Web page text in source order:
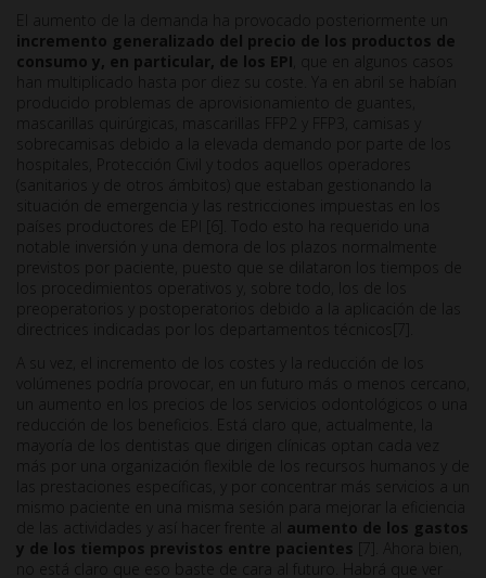
El aumento de la demanda ha provocado posteriormente un
incremento generalizado del precio de los productos de
consumo y, en particular, de los EPI , que en algunos casos
han multiplicado hasta por diez su coste. Ya en abril se habían
producido problemas de aprovisionamiento de guantes,
mascarillas quirúrgicas, mascarillas FFP2 y FFP3, camisas y
sobrecamisas debido a la elevada demando por parte de los
hospitales, Protección Civil y todos aquellos operadores
(sanitarios y de otros ámbitos) que estaban gestionando la
situación de emergencia y las restricciones impuestas en los
países productores de EPI [6]. Todo esto ha requerido una
notable inversión y una demora de los plazos normalmente
previstos por paciente, puesto que se dilataron los tiempos de
los procedimientos operativos y, sobre todo, los de los
preoperatorios y postoperatorios debido a la aplicación de las
directrices indicadas por los departamentos técnicos[7].
A su vez, el incremento de los costes y la reducción de los
volúmenes podría provocar, en un futuro más o menos cercano,
un aumento en los precios de los servicios odontológicos o una
reducción de los beneficios. Está claro que, actualmente, la
mayoría de los dentistas que dirigen clínicas optan cada vez
más por una organización flexible de los recursos humanos y de
las prestaciones específicas, y por concentrar más servicios a un
mismo paciente en una misma sesión para mejorar la eficiencia
de las actividades y así hacer frente al aumento de los gastos
y de los tiempos previstos entre pacientes
no está claro que eso baste de cara al futuro. Habrá que ver